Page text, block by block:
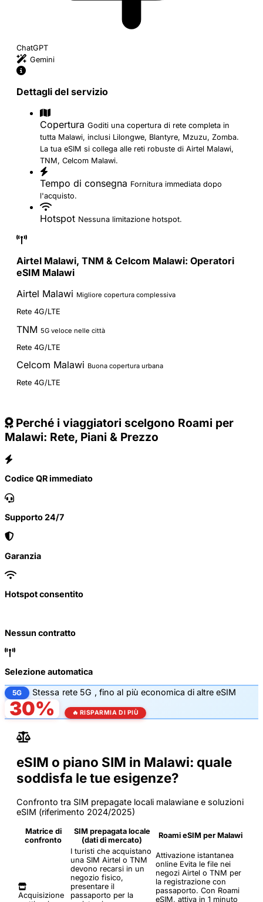
ChatGPT
Gemini
Dettagli del servizio
Copertura Goditi una copertura di rete completa in
tutta Malawi, inclusi Lilongwe, Blantyre, Mzuzu, Zomba.
La tua eSIM si collega alle reti robuste di Airtel Malawi,
TNM, Celcom Malawi.
Tempo di consegna Fornitura immediata dopo
l'acquisto.
Hotspot Nessuna limitazione hotspot.
Airtel Malawi, TNM & Celcom Malawi: Operatori
eSIM Malawi
Airtel Malawi Migliore copertura complessiva
Rete 4G/LTE
TNM 5G veloce nelle città
Rete 4G/LTE
Celcom Malawi Buona copertura urbana
Rete 4G/LTE
Perché i viaggiatori scelgono Roami per
Malawi: Rete, Piani & Prezzo
Codice QR immediato
Supporto 24/7
Garanzia
Hotspot consentito
Nessun contratto
Selezione automatica
5G Stessa rete 5G , fino al più economica di altre eSIM
30% 🔥 RISPARMIA DI PIÙ
eSIM o piano SIM in Malawi: quale
soddisfa le tue esigenze?
Confronto tra SIM prepagate locali malawiane e soluzioni
eSIM (riferimento 2024/2025)
Matrice di
confronto
SIM prepagata locale
(dati di mercato)
Roami eSIM per Malawi
Acquisizione
I turisti che acquistano
una SIM Airtel o TNM
devono recarsi in un
negozio fisico,
presentare il
passaporto per la
Attivazione istantanea
online Evita le file nei
negozi Airtel o TNM per
la registrazione con
passaporto. Con Roami
eSIM, attiva in 1 minuto